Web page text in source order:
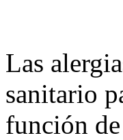
Las
sanitario
función